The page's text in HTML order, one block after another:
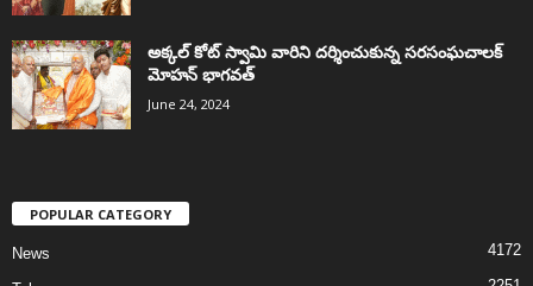
అక్కల్‌ కోట్‌ స్వామి వారిని దర్శించుకున్న సరసంఘచాలక్
మోహన్ భాగవత్
June 24, 2024
POPULAR CATEGORY
News 4172